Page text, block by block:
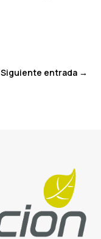
Siguiente entrada→